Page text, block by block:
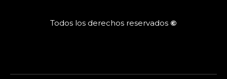
Todos los derechos reservados ©